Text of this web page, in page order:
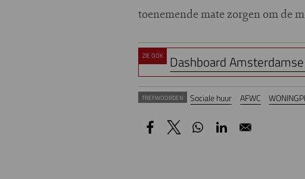
toenemende mate zorgen om de
ZIE OOK Dashboard
TREFWOORDEN Sociale huur AFWC